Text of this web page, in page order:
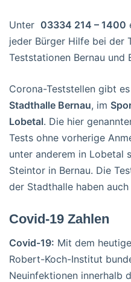
Unter 03334 214 – 1400
jeder Bürger Hilfe bei der
Teststationen Bernau und
Corona-Teststellen gibt
Stadthalle Bernau, im
Lobetal. Die hier
Tests ohne vorherige
unter anderem in Lobetal
Steintor in Bernau. Die
der Stadthalle haben
Covid-19 Zahlen
Covid-19: Mit dem
Robert-Koch-Institut
Neuinfektionen innerhalb